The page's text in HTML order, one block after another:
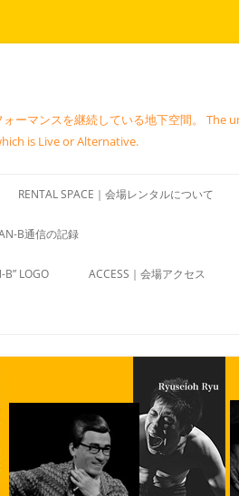
ーマンスを継続している地下空間。 The
is Live or Alternative.
RENTAL SPACE｜会場レンタルについて
B通信の記録
B” LOGO ACCESS｜会場アクセス